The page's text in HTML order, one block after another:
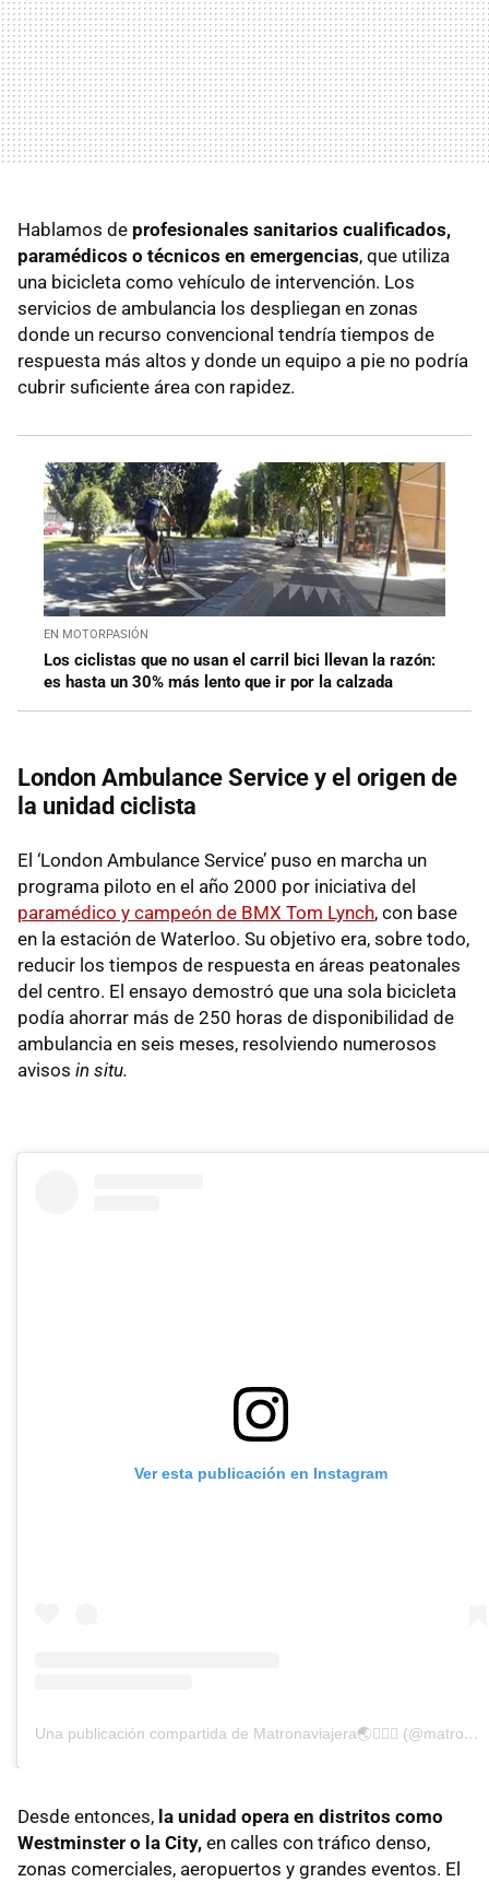
Hablamos de profesionales sanitarios cualificados,
paramédicos o técnicos en emergencias, que utiliza
una bicicleta como vehículo de intervención. Los
servicios de ambulancia los despliegan en zonas
donde un recurso convencional tendría tiempos de
respuesta más altos y donde un equipo a pie no podría
cubrir suficiente área con rapidez.
EN MOTORPASIÓN
Los ciclistas que no usan el carril bici llevan la razón:
es hasta un 30% más lento que ir por la calzada
London Ambulance Service y el origen de
la unidad ciclista
El ‘London Ambulance Service’ puso en marcha un
programa piloto en el año 2000 por iniciativa del
paramédico y campeón de BMX Tom Lynch, con base
en la estación de Waterloo. Su objetivo era, sobre todo,
reducir los tiempos de respuesta en áreas peatonales
del centro. El ensayo demostró que una sola bicicleta
podía ahorrar más de 250 horas de disponibilidad de
ambulancia en seis meses, resolviendo numerosos
avisos in situ.
Ver esta publicación en Instagram
Una publicación compartida de Matronaviajera🌏👩🏽‍⚕️ (@matronaviajera1)
Desde entonces, la unidad opera en distritos como
Westminster o la City, en calles con tráfico denso,
zonas comerciales, aeropuertos y grandes eventos. El